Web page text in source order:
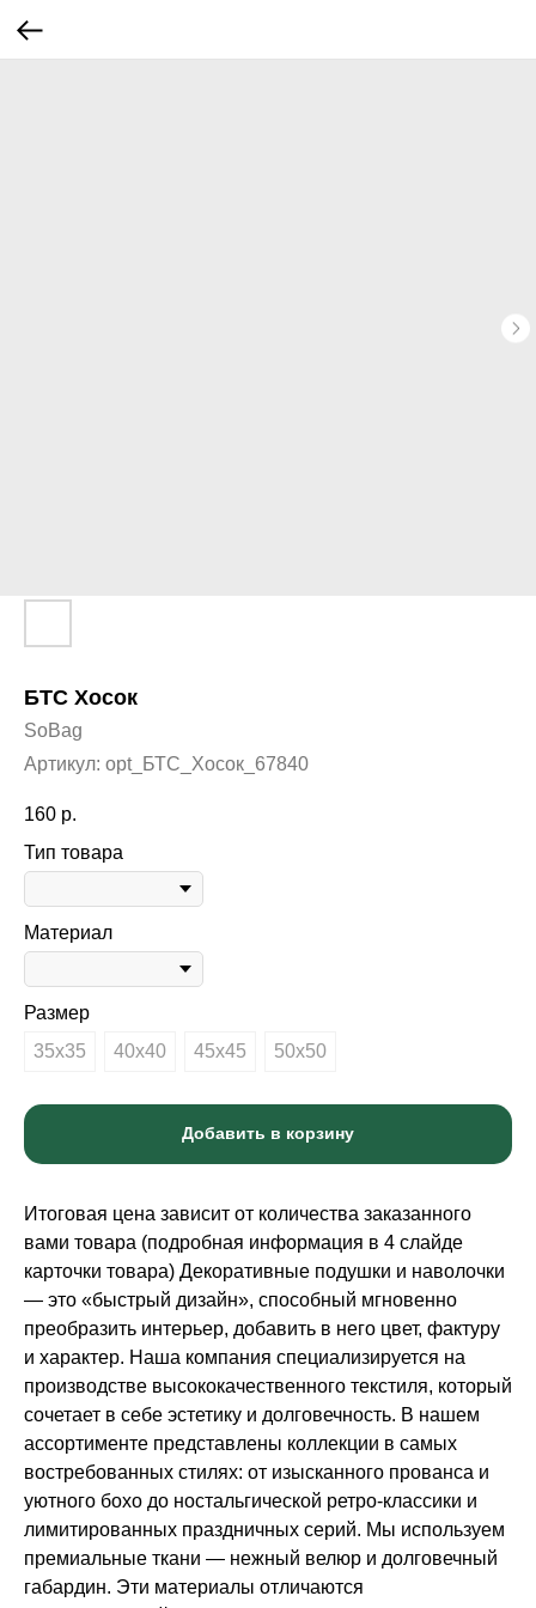
БТС Хосок
SoBag
Артикул: opt_БТС_Хосок_67840
160 р.
Тип товара
Материал
Размер
35х35
40х40 45х45 50х50
Добавить в корзину
Итоговая цена зависит от количества заказанного
вами товара (подробная информация в 4 слайде
карточки товара) Декоративные подушки и наволочки
— это «быстрый дизайн», способный мгновенно
преобразить интерьер, добавить в него цвет, фактуру
и характер. Наша компания специализируется на
производстве высококачественного текстиля, который
сочетает в себе эстетику и долговечность. В нашем
ассортименте представлены коллекции в самых
востребованных стилях: от изысканного прованса и
уютного бохо до ностальгической ретро-классики и
лимитированных праздничных серий. Мы используем
премиальные ткани — нежный велюр и долговечный
габардин. Эти материалы отличаются